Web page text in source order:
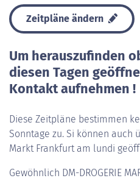
Zeitpläne ändern
Um herauszufinden
diesen Tagen
Kontakt aufnehmen !
Diese Zeitpläne bestimmen
Sonntage zu. Si können auch
Markt Frankfurt am lundi
Gewöhnlich DM-DROGERIE